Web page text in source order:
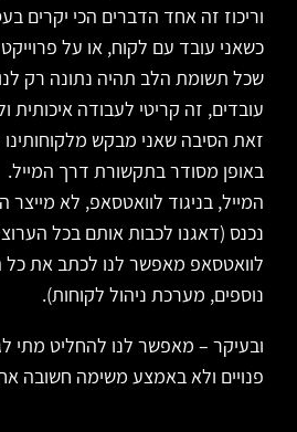
וריכוז זה אחד הדברים הכי יקרים
כשאני עובד עם לקוח, או על
שכל תשומת הלב תהיה נתונה רק
עובדים, זה קריטי לעבודה איכותית
זאת הסיבה שאני מבקש מלקוחותינו
באופן מסודר בתקשורת דרך המייל.
המייל, בניגוד לוואטסאפ, לא
נכנס (דאגנו לכבות אותם בכל
לוואטסאפ מאפשר לנו לכתב את כל
נוספים, מערכת ניהול לקוחות).
ובעיקר – מאפשר לנו להחליט מתי
פנויים ולא באמצע משימה חשובה